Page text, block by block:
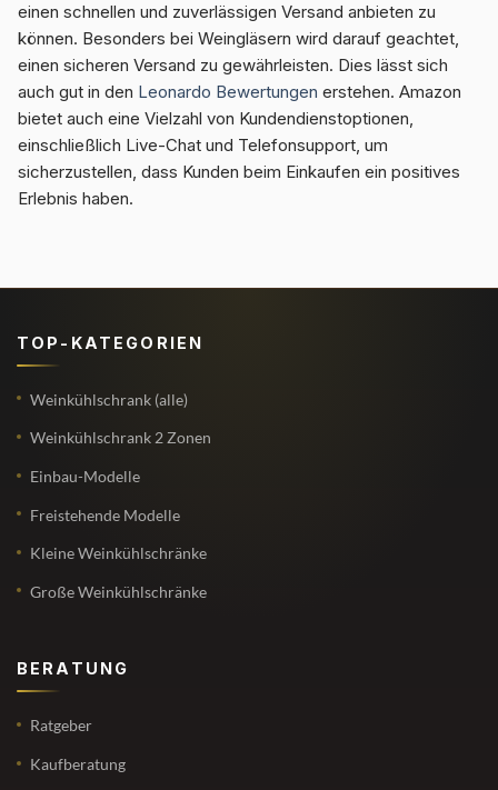
einen schnellen und zuverlässigen Versand anbieten zu
können. Besonders bei Weingläsern wird darauf geachtet,
einen sicheren Versand zu gewährleisten. Dies lässt sich
auch gut in den Leonardo Bewertungen erstehen. Amazon
bietet auch eine Vielzahl von Kundendienstoptionen,
einschließlich Live-Chat und Telefonsupport, um
sicherzustellen, dass Kunden beim Einkaufen ein positives
Erlebnis haben.
TOP-KATEGORIEN
Weinkühlschrank (alle)
Weinkühlschrank 2 Zonen
Einbau-Modelle
Freistehende Modelle
Kleine Weinkühlschränke
Große Weinkühlschränke
BERATUNG
Ratgeber
Kaufberatung